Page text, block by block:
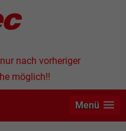
nach vorheriger
möglich!!
Menü